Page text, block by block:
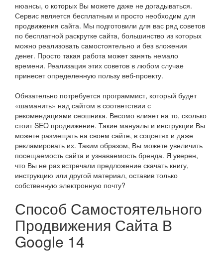
нюансы, о которых Вы можете даже не догадываться.
Сервис является бесплатным и просто необходим для
продвижения сайта. Мы подготовили для вас ряд советов
по бесплатной раскрутке сайта, большинство из которых
можно реализовать самостоятельно и без вложения
денег. Просто такая работа может занять немало
времени. Реализация этих советов в любом случае
принесет определенную пользу веб-проекту.
Обязательно потребуется программист, который будет
«шаманить» над сайтом в соответствии с
рекомендациями сеошника. Весомо влияет на то, сколько
стоит SEO продвижение. Такие мануалы и инструкции Вы
можете размещать на своем сайте, в соцсетях и даже
рекламировать их. Таким образом, Вы можете увеличить
посещаемость сайта и узнаваемость бренда. Я уверен,
что Вы не раз встречали предложение скачать книгу,
инструкцию или другой материал, оставив только
собственную электронную почту?
Способ Самостоятельного
Продвижения Сайта В
Google 14